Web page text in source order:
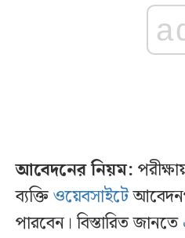
আবেদনের নিয়ম:
ব্যক্তিওয়েবসাইটে
পারবেন। বিস্তারিত জানতে